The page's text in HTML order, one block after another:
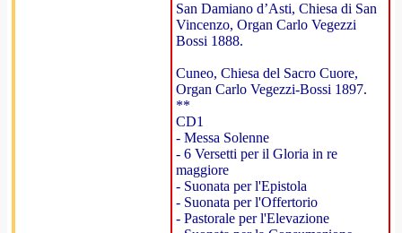
San Damiano d’Asti, Chiesa di San
Vincenzo, Organ Carlo Vegezzi
Bossi 1888.
Cuneo, Chiesa del Sacro Cuore,
Organ Carlo Vegezzi-Bossi 1897.
**
CD1
- Messa Solenne
- 6 Versetti per il Gloria in re
maggiore
- Suonata per l'Epistola
- Suonata per l'Offertorio
- Pastorale per l'Elevazione